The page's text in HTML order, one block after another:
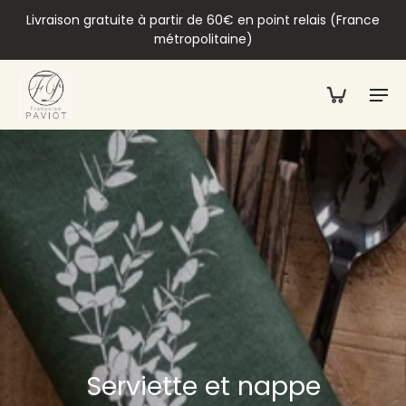
Livraison gratuite à partir de 60€ en point relais (France
métropolitaine)
Serviette et nappe